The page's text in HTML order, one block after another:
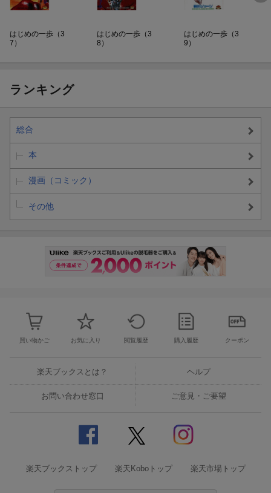
はじめの一歩（3
7）
はじめの一歩（3
8）
はじめの一歩（3
9）
ランキング
総合
本
漫画（コミック）
その他
買い物かご お気に入り 閲覧履歴 購入履歴 クーポン
楽天ブックスとは？ ヘルプ
お問い合わせ窓口 ご意見・ご要望
楽天ブックストップ 楽天Koboトップ 楽天市場トップ